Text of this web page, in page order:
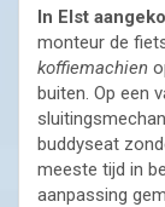
In Elst
monteur de
koffiemachien
buiten. Op een
buddyseat
meeste tijd in
aanpassing